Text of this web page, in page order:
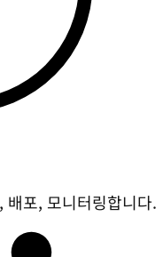
배포, 모니터링합니다.